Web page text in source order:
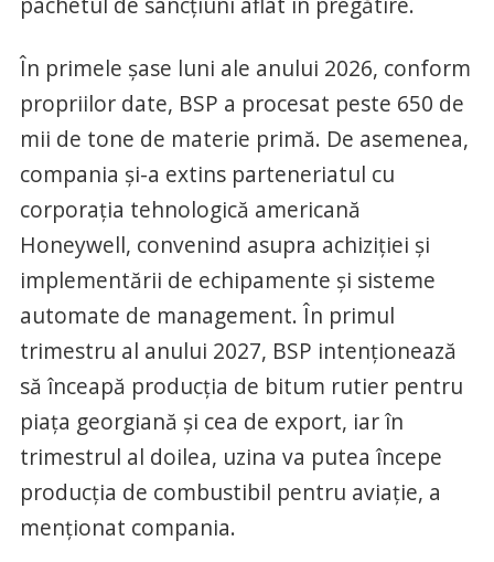
În primele șase luni ale anului 2026, conform
propriilor date, BSP a procesat peste 650 de
mii de tone de materie primă. De asemenea,
compania și-a extins parteneriatul cu
corporația tehnologică americană
Honeywell, convenind asupra achiziției și
implementării de echipamente și sisteme
automate de management. În primul
trimestru al anului 2027, BSP intenționează
să înceapă producția de bitum rutier pentru
piața georgiană și cea de export, iar în
trimestrul al doilea, uzina va putea începe
producția de combustibil pentru aviație, a
menționat compania.